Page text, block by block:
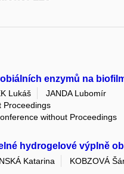
enzymů na
Lukáš
JANDA Lubomír
Proceedings
without Proceedings
hydrogelové výplně
Katarina KOBZOVÁ